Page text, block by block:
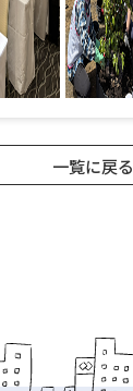
一覧に戻る